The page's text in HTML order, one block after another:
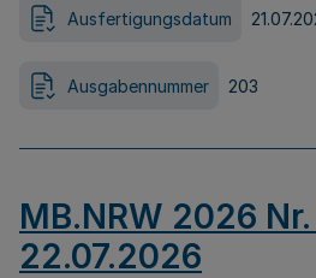
Ausfertigungsdatum
Ausgabennummer 203
MB.NRW 2026
22.07.2026